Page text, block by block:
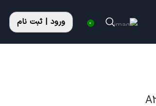
0 ورود | ثبت نام